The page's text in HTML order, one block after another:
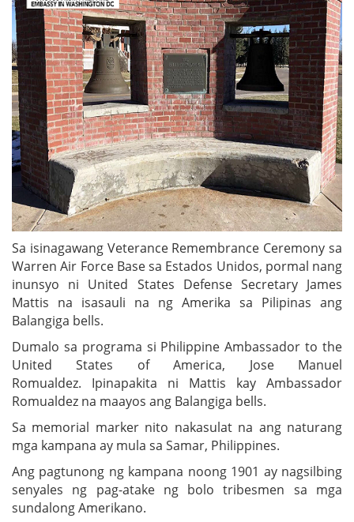
Sa isinagawang Veterance Remembrance Ceremony sa
Warren Air Force Base sa Estados Unidos, pormal nang
inunsyo ni United States Defense Secretary James
Mattis na isasauli na ng Amerika sa Pilipinas ang
Balangiga bells.
Dumalo sa programa si Philippine Ambassador to the
United States of America, Jose Manuel
Romualdez. Ipinapakita ni Mattis kay Ambassador
Romualdez na maayos ang Balangiga bells.
Sa memorial marker nito nakasulat na ang naturang
mga kampana ay mula sa Samar, Philippines.
Ang pagtunong ng kampana noong 1901 ay nagsilbing
senyales ng pag-atake ng bolo tribesmen sa mga
sundalong Amerikano.